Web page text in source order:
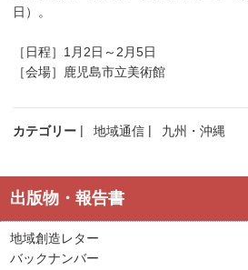
日）。
［日程］1月2日～2月5日
［会場］鹿児島市立美術館
カテゴリー 地域通信 九州・沖縄
出版物・報告書
地域創造レター
バックナンバー